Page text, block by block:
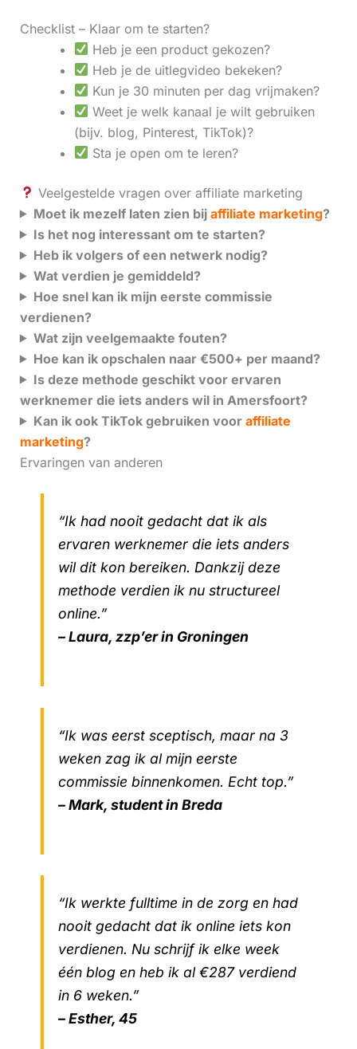
Checklist – Klaar om te starten?
Heb je een product gekozen?
Heb je de uitlegvideo bekeken?
Kun je 30 minuten per dag vrijmaken?
Weet je welk kanaal je wilt gebruiken
(bijv. blog, Pinterest, TikTok)?
Sta je open om te leren?
Veelgestelde vragen over affiliate marketing
Moet ik mezelf laten zien bij affiliate marketing?
Is het nog interessant om te starten?
Heb ik volgers of een netwerk nodig?
Wat verdien je gemiddeld?
Hoe snel kan ik mijn eerste commissie
verdienen?
Wat zijn veelgemaakte fouten?
Hoe kan ik opschalen naar €500+ per maand?
Is deze methode geschikt voor ervaren
werknemer die iets anders wil in Amersfoort?
Kan ik ook TikTok gebruiken voor affiliate
marketing?
Ervaringen van anderen
“Ik had nooit gedacht dat ik als
ervaren werknemer die iets anders
wil dit kon bereiken. Dankzij deze
methode verdien ik nu structureel
online.”
– Laura, zzp’er in Groningen
“Ik was eerst sceptisch, maar na 3
weken zag ik al mijn eerste
commissie binnenkomen. Echt top.”
– Mark, student in Breda
“Ik werkte fulltime in de zorg en had
nooit gedacht dat ik online iets kon
verdienen. Nu schrijf ik elke week
één blog en heb ik al €287 verdiend
in 6 weken.”
– Esther, 45